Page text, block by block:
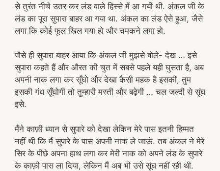
से तुरंत नीचे उतर कर लंड वाले हिस्से में आ गयी थी. अंकल जी के
लंड का पूरा सुपारा बाहर आ गया था. अंकल का लंड ऐसे हुआ, जैसे
लगा कि कोई फूल खिल गया हो और चमकने लगा हो.
जैसे ही सुपारा बाहर आया कि अंकल जी मुझसे बोले- देख … इसे
सुपारा कहते हैं और औरत की चुत में सबसे पहले यही घुसता है, अब
अपनी नाक लगा कर सूँघो और देखा कैसी महक है इसकी, तुम
इसकी गंध सूँघोगी तो तुम्हारी मस्ती और बढ़ेगी … चल जल्दी से सूंघ
इसे.
मैंने काफ़ी ध्यान से सुपारे को देखा लेकिन मेरे पास इतनी हिम्मत
नहीं थी कि मैं सुपारे के पास अपनी नाक ले जाऊं. तब अंकल ने मेरे
सिर के पीछे अपना हाथ लगा कर मेरी नाक को अपने लंड के सुपारे
के काफ़ी पास ला दिया, लेकिन मैं अब भी उसे सूंघ नहीं रही थी.